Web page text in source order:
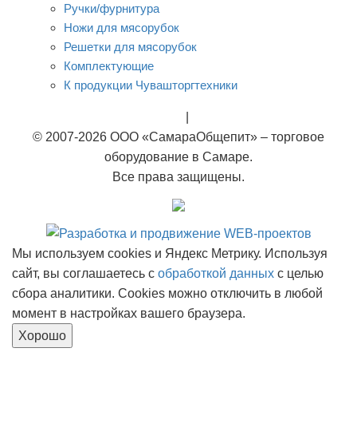
Ручки/фурнитура
Ножи для мясорубок
Решетки для мясорубок
Комплектующие
К продукции Чувашторгтехники
© 2007-2026 ООО «СамараОбщепит» – торговое
оборудование в Самаре.
Все права защищены.
Мы используем cookies и Яндекс Метрику. Используя
сайт, вы соглашаетесь с обработкой данных с целью
сбора аналитики. Cookies можно отключить в любой
момент в настройках вашего браузера.
Хорошо